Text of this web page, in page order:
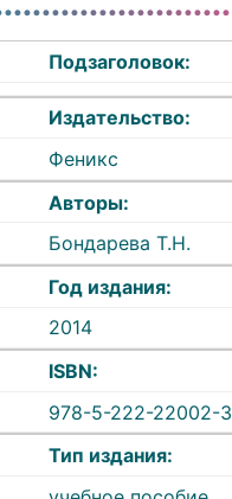
Подзаголовок:
Издательство:
Феникс
Авторы:
Бондарева Т.Н.
Год издания:
2014
ISBN:
978-5-222-22002-3
Тип издания: